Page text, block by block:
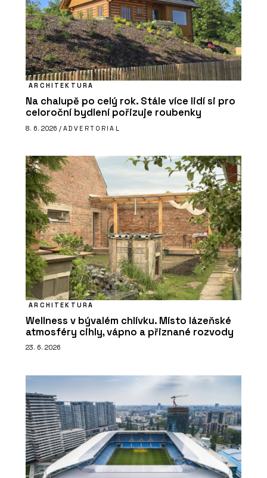
ARCHITEKTURA
Na chalupě po celý rok. Stále více lidí si pro
celoroční bydlení pořizuje roubenky
8. 6. 2026 / ADVERTORIAL
ARCHITEKTURA
Wellness v bývalém chlívku. Místo lázeňské
atmosféry cihly, vápno a přiznané rozvody
23. 6. 2026